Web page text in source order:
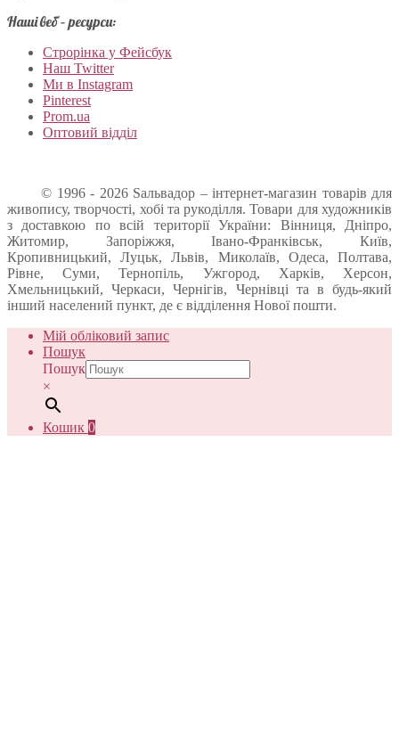
Наші веб – ресурси:
Строрінка у Фейсбук
Наш Twitter
Ми в Instagram
Pinterest
Prom.ua
Оптовий відділ
© 1996 - 2026 Sальвадор – інтернет-магазин товарів для
живопису, творчості, хобі та рукоділля. Товари для художників
з доставкою по всій території України: Вінниця, Дніпро,
Житомир, Запоріжжя, Івано-Франківськ, Київ,
Кропивницький, Луцьк, Львів, Миколаїв, Одеса, Полтава,
Рівне, Суми, Тернопіль, Ужгород, Харків, Херсон,
Хмельницький, Черкаси, Чернігів, Чернівці та в будь-який
інший населений пункт, де є відділення Нової пошти.
Мій обліковий запис
Пошук
Пошук
×
Кошик 0